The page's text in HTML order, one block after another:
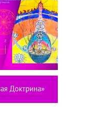
Доктрина»